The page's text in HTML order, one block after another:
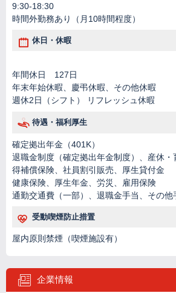
9:30-18:30
時間外勤務あり（月10時間程度）
休日・休暇
年間休日 127日
年末年始休暇、慶弔休暇、その他休暇
週休2日（シフト） リフレッシュ休暇
待遇・福利厚生
確定拠出年金（401K）
退職金制度（確定拠出年金制度）、産休
得補償保険、社員割引販売、厚生貸付金
健康保険、厚生年金、労災、雇用保険
通勤交通費（一部）、退職金手当、その他
受動喫煙防止措置
屋内原則禁煙（喫煙施設有）
企業情報